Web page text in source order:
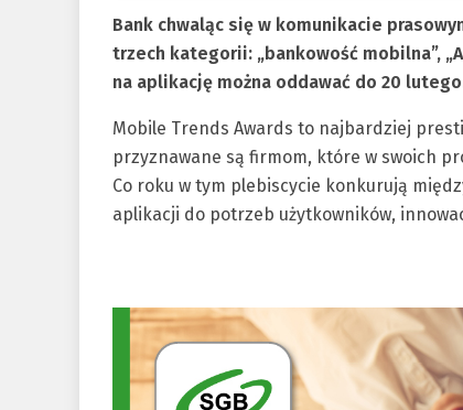
Bank chwaląc się w komunikacie
trzech kategorii: „bankowość mobilna”,
na aplikację można oddawać do 20
Mobile Trends Awards to najbardziej
przyznawane są firmom, które w swoich
Co roku w tym plebiscycie konkurują
aplikacji do potrzeb użytkowników,